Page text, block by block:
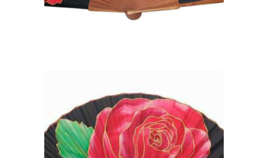
ABANICO DE SEDA CON